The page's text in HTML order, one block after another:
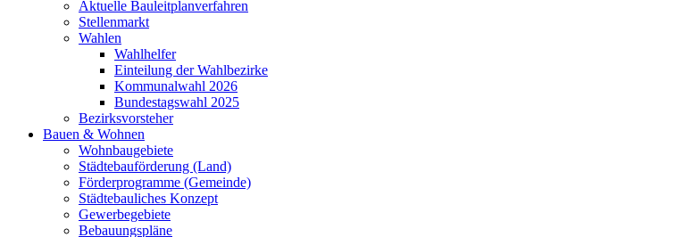
Aktuelle Bauleitplanverfahren
Stellenmarkt
Wahlen
Wahlhelfer
Einteilung der Wahlbezirke
Kommunalwahl 2026
Bundestagswahl 2025
Bezirksvorsteher
Bauen & Wohnen
Wohnbaugebiete
Städtebauförderung (Land)
Förderprogramme (Gemeinde)
Städtebauliches Konzept
Gewerbegebiete
Bebauungspläne